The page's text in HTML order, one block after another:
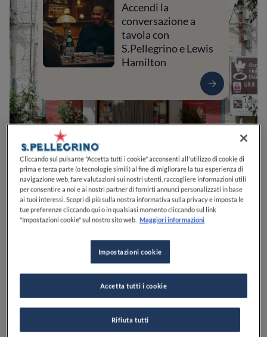
0 0 0 0 0
Accendi la
conversazione a
tavola con
S.Pellegrino e Lewis
Hamilton
Via Alessandro Minuziano, 6371016San Severo
Domenica,13:00-15:00
Cliccando sul pulsante "Accetta tutti i cookie" acconsenti all'utilizzo di cookie di
prima e terza parte (o tecnologie simili) al fine di migliorare la tua esperienza di
navigazione web, fare valutazioni sui nostri utenti, raccogliere informazioni utili
per consentire a noi e ai nostri partner di fornirti annunci personalizzati in base
ai tuoi interessi. Scopri di più sulla nostra informativa sulla privacy e imposta le
tue preferenze cliccando qui o in qualsiasi momento cliccando sul link
"Impostazioni cookie" sul nostro sito web. Maggiori informazioni
Impostazioni cookie
Rifiuta tutti
Accetta tutti i cookie